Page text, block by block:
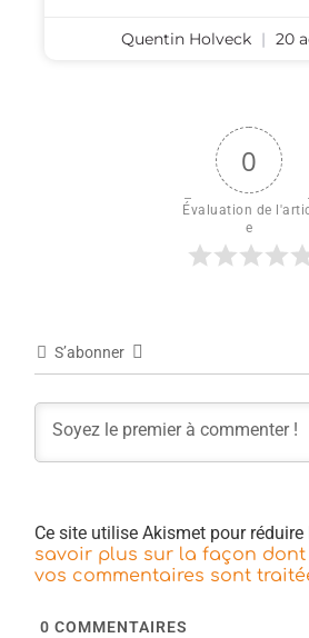
Quentin Holveck 20
0
Évaluation de
e
S’abonner
Ce site utilise Akismet pour
savoir plus sur la façon dont
vos commentaires sont
0 COMMENTAIRES